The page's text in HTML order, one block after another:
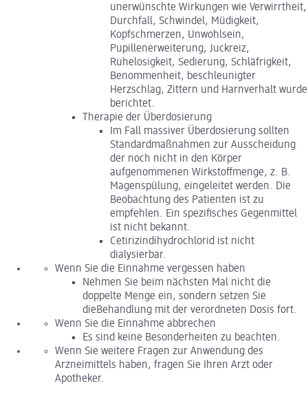
unerwünschte Wirkungen wie Verwirrtheit,
Durchfall, Schwindel, Müdigkeit,
Kopfschmerzen, Unwohlsein,
Pupillenerweiterung, Juckreiz,
Ruhelosigkeit, Sedierung, Schläfrigkeit,
Benommenheit, beschleunigter
Herzschlag, Zittern und Harnverhalt wurde
berichtet.
Therapie der Überdosierung
Im Fall massiver Überdosierung sollten
Standardmaßnahmen zur Ausscheidung
der noch nicht in den Körper
aufgenommenen Wirkstoffmenge, z. B.
Magenspülung, eingeleitet werden. Die
Beobachtung des Patienten ist zu
empfehlen. Ein spezifisches Gegenmittel
ist nicht bekannt.
Cetirizindihydrochlorid ist nicht
dialysierbar.
Wenn Sie die Einnahme vergessen haben
Nehmen Sie beim nächsten Mal nicht die
doppelte Menge ein, sondern setzen Sie
dieBehandlung mit der verordneten Dosis fort.
Wenn Sie die Einnahme abbrechen
Es sind keine Besonderheiten zu beachten.
Wenn Sie weitere Fragen zur Anwendung des
Arzneimittels haben, fragen Sie Ihren Arzt oder
Apotheker.